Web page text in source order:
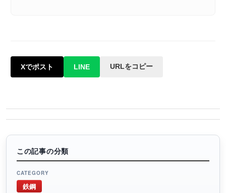
Xでポスト LINE URLをコピー
この記事の分類
CATEGORY
鉄鋼